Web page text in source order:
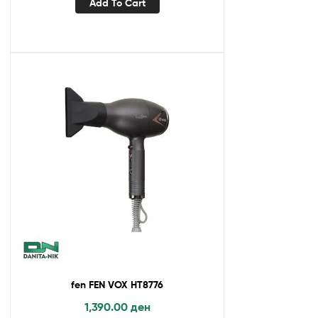
Add To Cart
fen FEN VOX HT8776
1,390.00 ден